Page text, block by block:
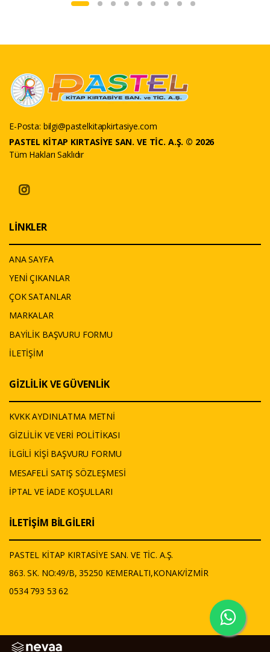
E-Posta: bilgi@pastelkitapkirtasiye.com
PASTEL KİTAP KIRTASİYE SAN. VE TİC. A.Ş. © 2026
Tüm Hakları Saklıdır
LİNKLER
ANA SAYFA
YENİ ÇIKANLAR
ÇOK SATANLAR
MARKALAR
BAYİLİK BAŞVURU FORMU
İLETİŞİM
GİZLİLİK VE GÜVENLİK
KVKK AYDINLATMA METNİ
GİZLİLİK VE VERİ POLİTİKASI
İLGİLİ KİŞİ BAŞVURU FORMU
MESAFELİ SATIŞ SÖZLEŞMESİ
İPTAL VE İADE KOŞULLARI
İLETİŞİM BİLGİLERİ
PASTEL KİTAP KIRTASİYE SAN. VE TİC. A.Ş.
863. SK. NO:49/B, 35250 KEMERALTI,KONAK/İZMİR
0534 793 53 62